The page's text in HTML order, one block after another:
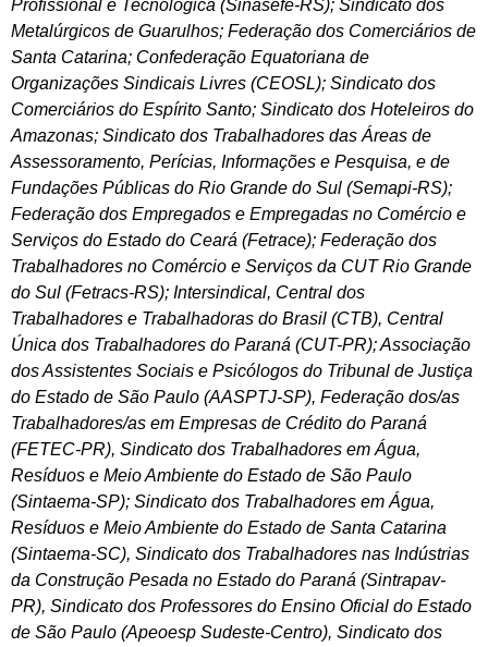
Profissional e Tecnológica (Sinasefe-RS); Sindicato dos
Metalúrgicos de Guarulhos; Federação dos Comerciários de
Santa Catarina; Confederação Equatoriana de
Organizações Sindicais Livres (CEOSL); Sindicato dos
Comerciários do Espírito Santo; Sindicato dos Hoteleiros do
Amazonas; Sindicato dos Trabalhadores das Áreas de
Assessoramento, Perícias, Informações e Pesquisa, e de
Fundações Públicas do Rio Grande do Sul (Semapi-RS);
Federação dos Empregados e Empregadas no Comércio e
Serviços do Estado do Ceará (Fetrace); Federação dos
Trabalhadores no Comércio e Serviços da CUT Rio Grande
do Sul (Fetracs-RS); Intersindical, Central dos
Trabalhadores e Trabalhadoras do Brasil (CTB), Central
Única dos Trabalhadores do Paraná (CUT-PR); Associação
dos Assistentes Sociais e Psicólogos do Tribunal de Justiça
do Estado de São Paulo (AASPTJ-SP), Federação dos/as
Trabalhadores/as em Empresas de Crédito do Paraná
(FETEC-PR), Sindicato dos Trabalhadores em Água,
Resíduos e Meio Ambiente do Estado de São Paulo
(Sintaema-SP); Sindicato dos Trabalhadores em Água,
Resíduos e Meio Ambiente do Estado de Santa Catarina
(Sintaema-SC), Sindicato dos Trabalhadores nas Indústrias
da Construção Pesada no Estado do Paraná (Sintrapav-
PR), Sindicato dos Professores do Ensino Oficial do Estado
de São Paulo (Apeoesp Sudeste-Centro), Sindicato dos